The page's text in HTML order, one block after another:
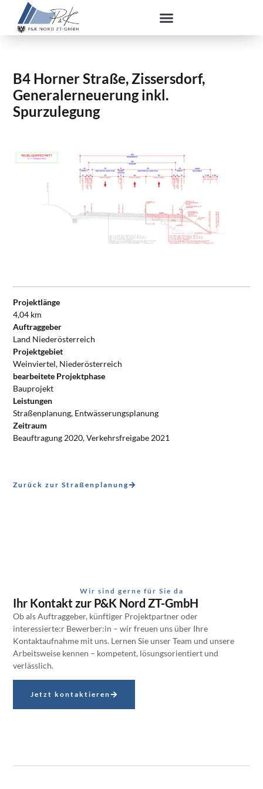
B4 Horner Straße, Zissersdorf,
Generalerneuerung inkl.
Spurzulegung
Projektlänge
4,04 km
Auftraggeber
Land Niederösterreich
Projektgebiet
Weinviertel, Niederösterreich
bearbeitete Projektphase
Bauprojekt
Leistungen
Straßenplanung, Entwässerungsplanung
Zeitraum
Beauftragung 2020, Verkehrsfreigabe 2021
Zurück zur Straßenplanung
Wir sind gerne für Sie da
Ihr Kontakt zur P&K Nord ZT-GmbH
Ob als Auftraggeber, künftiger Projektpartner oder
interessierte:r Bewerber:in – wir freuen uns über Ihre
Kontaktaufnahme mit uns. Lernen Sie unser Team und unsere
Arbeitsweise kennen – kompetent, lösungsorientiert und
verlässlich.
Jetzt kontaktieren